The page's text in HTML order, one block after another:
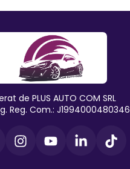
de PLUS AUTO COM SRL
Reg. Com.: J1994000480346